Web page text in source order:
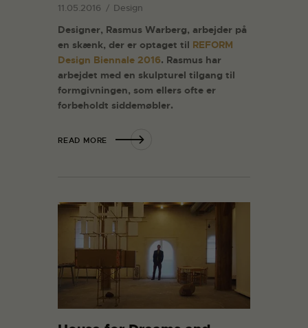
11.05.2016 Design
Designer, Rasmus Warberg, arbejder på
en skænk, der er optaget til REFORM
Design Biennale 2016. Rasmus har
arbejdet med en skulpturel tilgang til
formgivningen, som ellers ofte er
forbeholdt siddemøbler.
READ MORE